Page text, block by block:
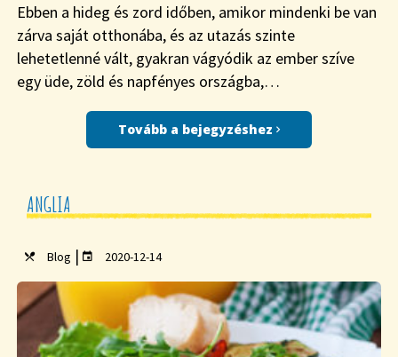
Ebben a hideg és zord időben, amikor mindenki be van
zárva saját otthonába, és az utazás szinte
lehetetlenné vált, gyakran vágyódik az ember szíve
egy üde, zöld és napfényes országba,…
Tovább a bejegyzéshez
ANGLIA
Blog | 2020-12-14